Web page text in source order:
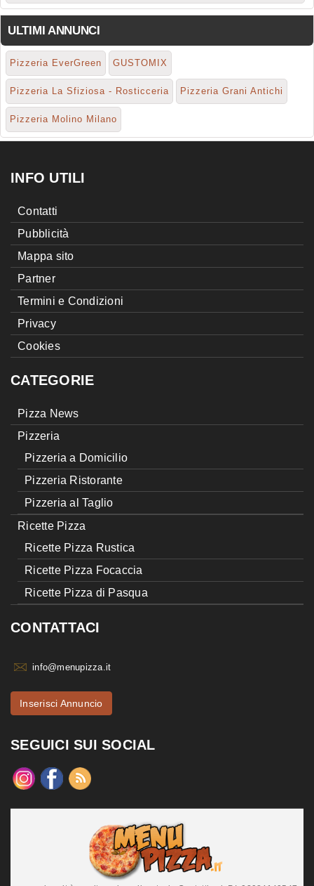
ULTIMI ANNUNCI
Pizzeria EverGreen GUSTOMIX
Pizzeria La Sfiziosa - Rosticceria Pizzeria Grani Antichi
Pizzeria Molino Milano
INFO UTILI
Contatti
Pubblicità
Mappa sito
Partner
Termini e Condizioni
Privacy
Cookies
CATEGORIE
Pizza News
Pizzeria
Pizzeria a Domicilio
Pizzeria Ristorante
Pizzeria al Taglio
Ricette Pizza
Ricette Pizza Rustica
Ricette Pizza Focaccia
Ricette Pizza di Pasqua
CONTATTACI
info@menupizza.it
Inserisci Annuncio
SEGUICI SUI SOCIAL